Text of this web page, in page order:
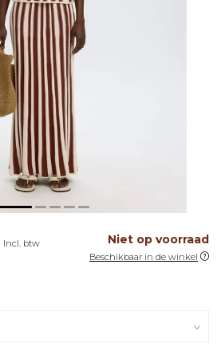
Incl. btw Niet op voorraad
Beschikbaar in de winkel